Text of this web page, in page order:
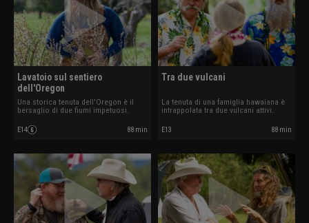
Lavatoio sul sentiero
dell'Oregon
Una storica tenuta dell'Oregon è il
bersaglio di due fiumi impetuosi.
E14 88 min
Tra due vulcani
La tenuta di una famiglia hawaiana è
intrappolata tra due vulcani attivi.
E13 88 min